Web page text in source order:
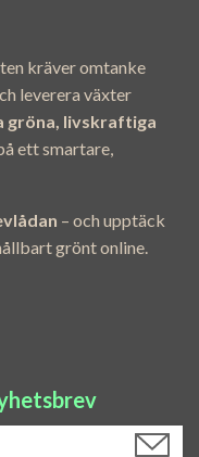
kräver omtanke
leverera växter
gröna, livskraftiga
ett smartare,
– och upptäck
grönt online.